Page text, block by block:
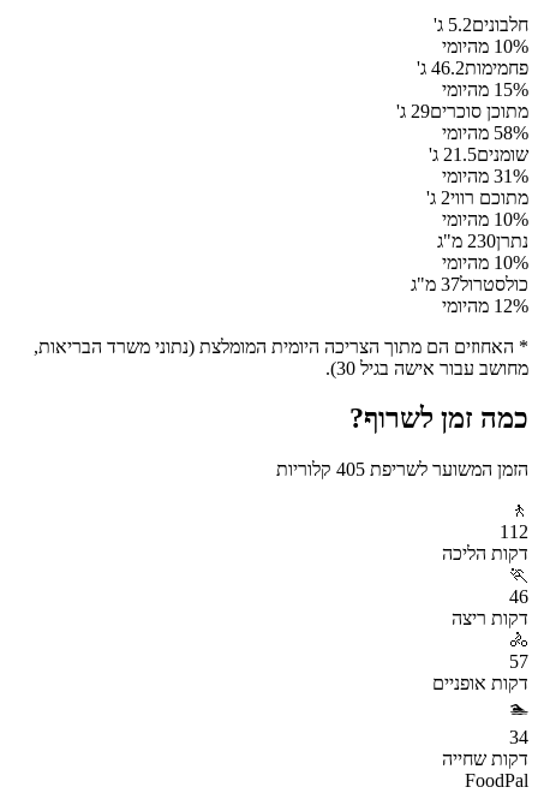
חלבונים5.2 ג'
10% מהיומי
פחמימות46.2 ג'
15% מהיומי
מתוכן סוכרים29 ג'
58% מהיומי
שומנים21.5 ג'
31% מהיומי
מתוכם רווי2 ג'
10% מהיומי
נתרן230 מ"ג
10% מהיומי
כולסטרול37 מ"ג
12% מהיומי
* האחוזים הם מתוך הצריכה היומית המומלצת (נתוני משרד הבריאות,
מחושב עבור אישה בגיל 30).
כמה זמן לשרוף?
הזמן המשוער לשריפת 405 קלוריות
🚶
112
דקות הליכה
🏃
46
דקות ריצה
🚴
57
דקות אופניים
🏊
34
דקות שחייה
FoodPal